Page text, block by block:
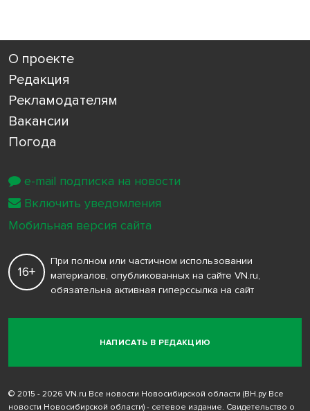
О проекте
Редакция
Рекламодателям
Вакансии
Погода
НАПИСАТЬ В РЕДАКЦИЮ
16+
При полном или частичном использовании
материалов, опубликованных на сайте VN.ru,
обязательна активная гиперссылка на сайт
© 2015 - 2026 VN.ru Все новости Новосибирской области (ВН.ру Все
новости Новосибирской области) - сетевое издание. Свидетельство о
e-mail подписка на новости
Включить уведомления
Мобильная версия сайта